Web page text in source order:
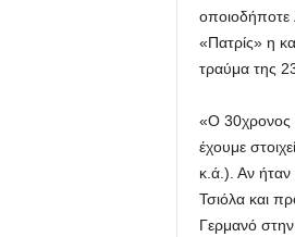
οποιοδήποτε
«Πατρίς» η
τραύμα της
«Ο 30χρονος
έχουμε
κ.ά.). Αν ήταν
Τσιόλα και
Γερμανό στην